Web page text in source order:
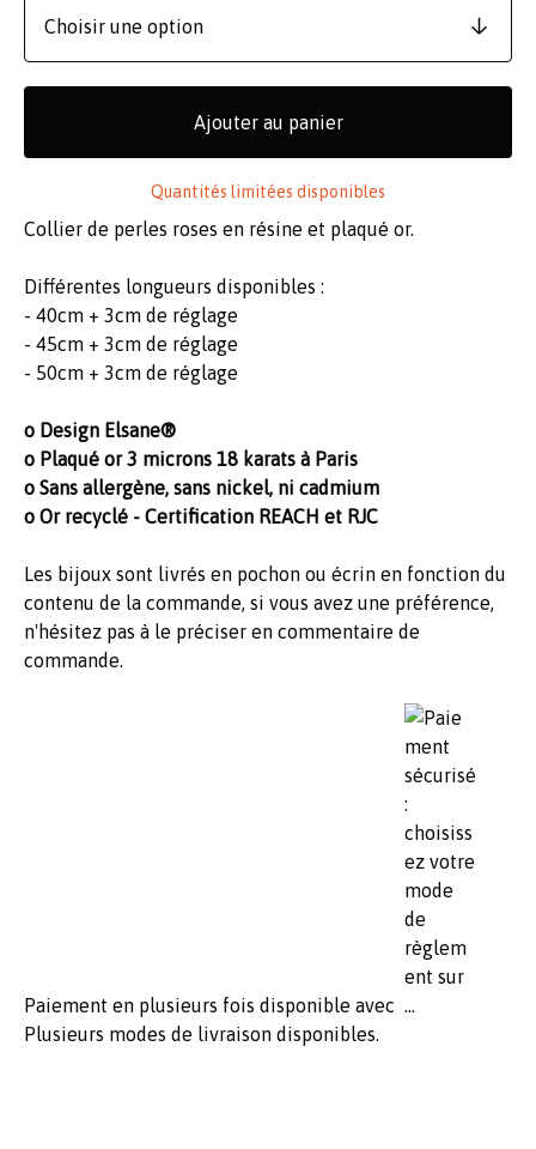
Ajouter au panier
Quantités limitées disponibles
Collier de perles roses en résine et plaqué or.
Différentes longueurs disponibles :
- 40cm + 3cm de réglage
- 45cm + 3cm de réglage
- 50cm + 3cm de réglage
o Design Elsane®
o Plaqué or 3 microns 18 karats à Paris
o Sans allergène, sans nickel, ni cadmium
o Or recyclé - Certification REACH et RJC
Les bijoux sont livrés en pochon ou écrin en fonction du
contenu de la commande, si vous avez une préférence,
n'hésitez pas à le préciser en commentaire de
commande.
Paiement en plusieurs fois disponible avec
Plusieurs modes de livraison disponibles.